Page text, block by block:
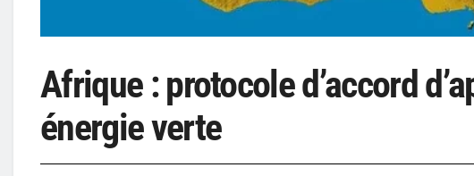
Afrique : protocole d’accord
énergie verte